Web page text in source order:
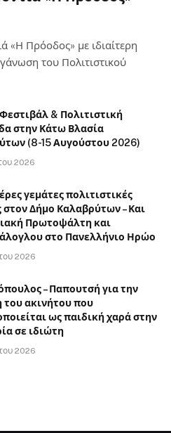
«Η Πρόοδος» με ιδιαίτερη
του Πολιτιστικού
& Πολιτιστική
στην Κάτω Βλασία
(8-15 Αυγούστου 2026)
2026
γεμάτες πολιτιστικές
στον Δήμο Καλαβρύτων – Και
Πρωτοψάλτη και
στο Πανελλήνιο Ηρώο
2026
– Παπουτσή για την
ακινήτου που
ως παιδική χαρά στην
σε ιδιώτη
2026